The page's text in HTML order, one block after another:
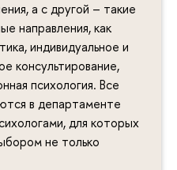
а с другой – такие
направления, как
индивидуальное и
консультирование,
психология. Все
в департаменте
для которых
не только